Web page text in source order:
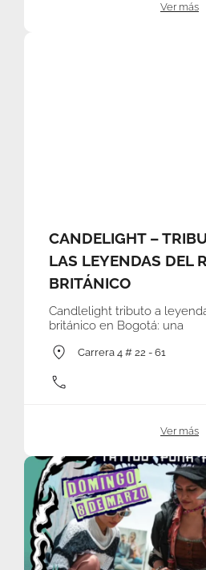
Ver más
CANDELIGHT –
LAS LEYENDAS DEL
BRITÁNICO
Candlelight tributo a
británico en Bogotá: una
Carrera 4 # 22 - 61
Ver más